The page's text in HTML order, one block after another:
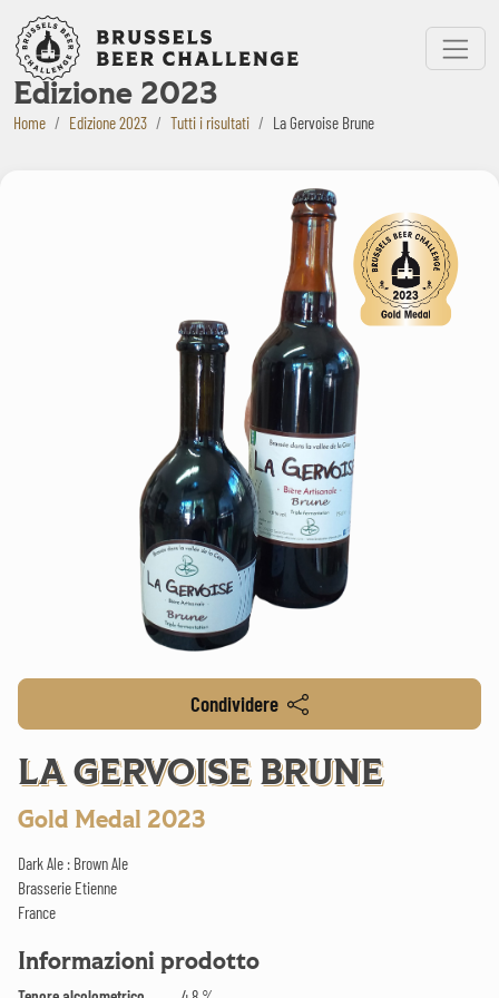
Bruxelles Beer Challenge
Menu
Edizione 2023
Home Edizione 2023 Tutti i risultati La Gervoise Brune
Condividere
LA GERVOISE BRUNE
Gold Medal 2023
Dark Ale : Brown Ale
Brasserie Etienne
France
Informazioni prodotto